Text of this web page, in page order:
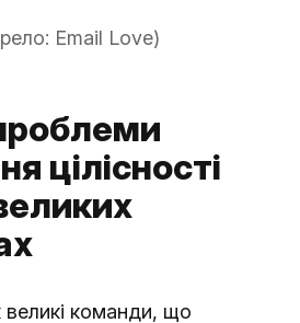
Email Love)
цілісності
великі команди, що